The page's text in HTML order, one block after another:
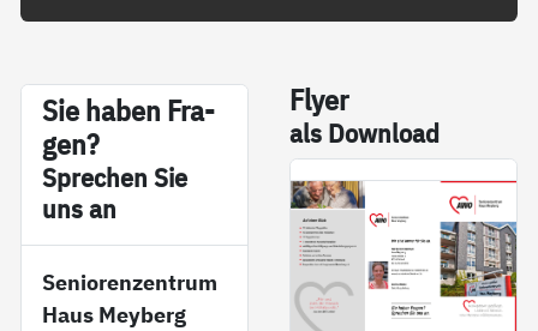
Sie ha­ben Fra­
gen?
Sp­re­chen Sie
uns an
Seniorenzentrum
Haus Meyberg
Fly­er
als Down­load